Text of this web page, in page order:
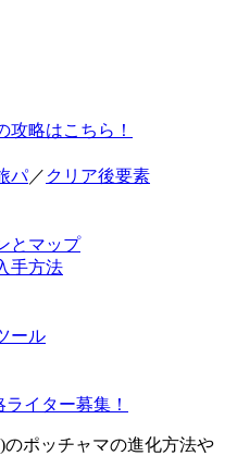
攻略はこちら！
パ／ クリア後要素
とマップ
手方法
ール
イター募集！
ポッチャマの進化方法や